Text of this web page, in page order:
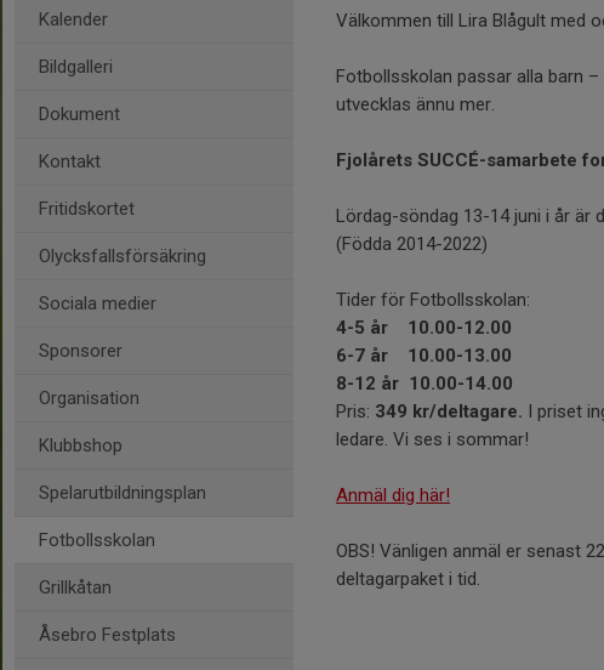
Kalender
Bildgalleri
Dokument
Kontakt
Fritidskortet
Olycksfallsförsäkring
Sociala medier
Sponsorer
Organisation
Klubbshop
Spelarutbildningsplan
Fotbollsskolan
Grillkåtan
Åsebro Festplats
Välkommen till Lira Blågult med
Fotbollsskolan passar alla barn
utvecklas ännu mer.
Fjolårets SUCCÉ-samarbete
Lördag-söndag 13-14 juni i år är
(Födda 2014-2022)
Tider för Fotbollsskolan:
4-5 år 10.00-12.00
6-7 år 10.00-13.00
8-12 år 10.00-14.00
Pris: 349 kr/deltagare. I priset
ledare. Vi ses i sommar!
Anmäl dig här!
OBS! Vänligen anmäl er senast
deltagarpaket i tid.